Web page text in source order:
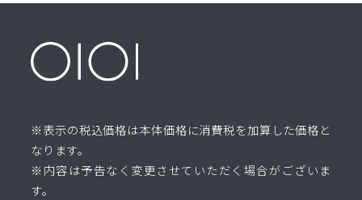
※表示の税込価格は本体価格に消費税を加算した価格と
なります。
※内容は予告なく変更させていただく場合がございま
す。